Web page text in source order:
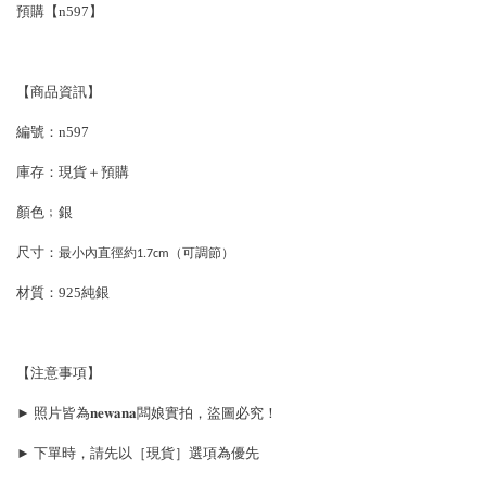
預購【n597】
【商品資訊】
編號：n597
庫存：現貨＋預購
顏色﹔銀
尺寸： 最小內直徑約1.7cm（可調節）
材質：925純銀
【注意事項】
► 照片皆為𝐧𝐞𝐰𝐚𝐧𝐚闆娘實拍，盜圖必究！
► 下單時，請先以［現貨］選項為優先